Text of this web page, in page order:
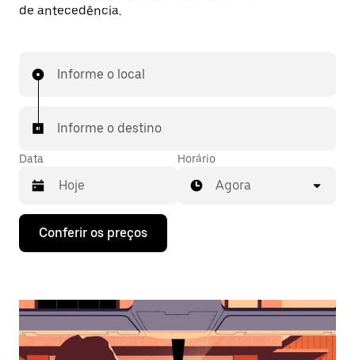
de antecedência.
Informe o local
Informe o destino
Data
Pressione
seta
interagir
o
calendário
Horário
Agora
Conferir os preços